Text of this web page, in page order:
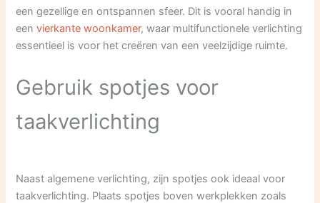
een gezellige en ontspannen sfeer. Dit is vooral handig in
eenvierkante woonkamer, waar multifunctionele verlichting
essentieel is voor het creëren van een veelzijdige ruimte.
Gebruik spotjes voor
taakverlichting
Naast algemene verlichting, zijn spotjes ook ideaal voor
taakverlichting. Plaats spotjes boven werkplekken zoals